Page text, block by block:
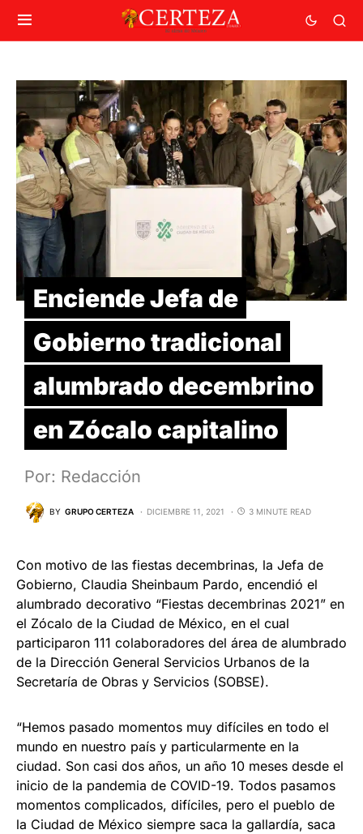
Enciende Jefa de
Gobierno tradicional
alumbrado decembrino
en Zócalo capitalino
Por: Redacción
BY GRUPO CERTEZA DICIEMBRE 11, 2021 3 MINUTE READ
Con motivo de las fiestas decembrinas, la Jefa de
Gobierno, Claudia Sheinbaum Pardo, encendió el
alumbrado decorativo “Fiestas decembrinas 2021” en
el Zócalo de la Ciudad de México, en el cual
participaron 111 colaboradores del área de alumbrado
de la Dirección General Servicios Urbanos de la
Secretaría de Obras y Servicios (SOBSE).
“Hemos pasado momentos muy difíciles en todo el
mundo en nuestro país y particularmente en la
ciudad. Son casi dos años, un año 10 meses desde el
inicio de la pandemia de COVID-19. Todos pasamos
momentos complicados, difíciles, pero el pueblo de
la Ciudad de México siempre saca la gallardía, saca